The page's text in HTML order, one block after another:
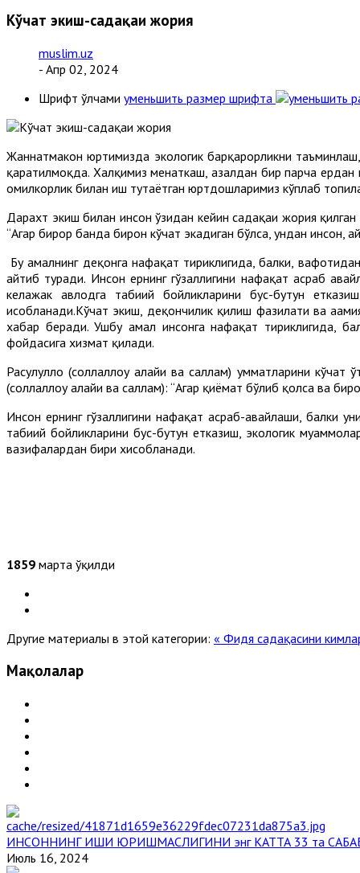
Кўчат экиш-садақаи жория
muslim.uz
- Апр 02, 2024
Шрифт ўлчами уменьшить размер шрифта
Жаннатмакон юртимизда экологик барқарорликни
қаратилмоқда. Халқимиз меҳнаткаш, азалдан бир парча
омилкорлик билан иш тутаётган юртдошларимиз кўплаб
Дарахт экиш билан инсон ўзидан кейин садақаи жория
“Агар бирор банда бирон кўчат экадиган бўлса, ундан инсон,
Бу амалнинг деҳқонга нафақат тириклигида, балки,
айтиб туради. Инсон ернинг гўзаллигини нафақат асраб
келажак авлодга табиий бойликларини бус-бутун
ҳисобланади.Кўчат экиш, деҳқончилик қилиш фазилати ва
хабар беради. Ушбу амал инсонга нафақат тириклигида,
фойдасига хизмат қилади.
Расулуллоҳ (соллаллоҳу алайҳи ва саллам) умматларини
(соллаллоҳу алайҳи ва саллам): “Агар қиёмат бўлиб қолса ва
Инсон ернинг гўзаллигини нафақат асраб-авайлаши, балки
табиий бойликларини бус-бутун етказиш, экологик
вазифалардан бири хисобланади.
1859 марта ўқилди
Другие материалы в этой категории: « Фидя садақасини
Мақолалар
ИНСОННИНГ ИШИ ЮРИШМАСЛИГИНИ энг КАТТА 33 та
Июль 16, 2024